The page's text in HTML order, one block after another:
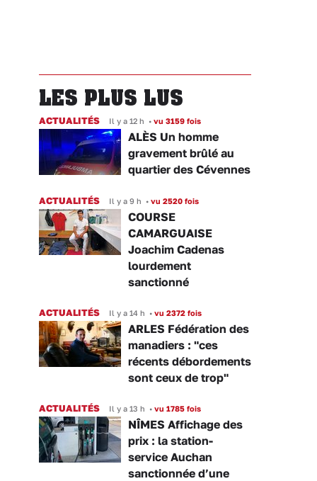
LES PLUS LUS
ACTUALITÉS Il y a 12 h • vu 3159 fois
ALÈS Un homme
gravement brûlé au
quartier des Cévennes
ACTUALITÉS Il y a 9 h • vu 2520 fois
COURSE
CAMARGUAISE
Joachim Cadenas
lourdement
sanctionné
ACTUALITÉS Il y a 14 h • vu 2372 fois
ARLES Fédération des
manadiers : "ces
récents débordements
sont ceux de trop"
ACTUALITÉS Il y a 13 h • vu 1785 fois
NÎMES Affichage des
prix : la station-
service Auchan
sanctionnée d’une